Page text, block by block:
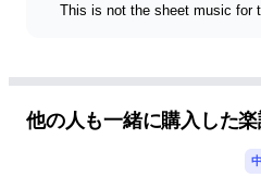
This is not the sheet music for
他の人も一緒に購入した